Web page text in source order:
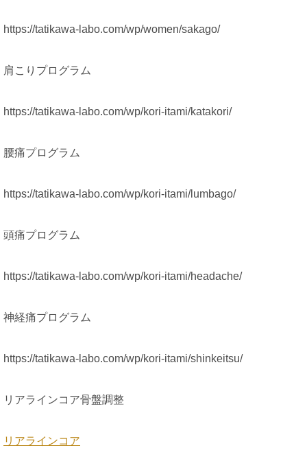
https://tatikawa-labo.com/wp/women/sakago/
肩こりプログラム
https://tatikawa-labo.com/wp/kori-itami/katakori/
腰痛プログラム
https://tatikawa-labo.com/wp/kori-itami/lumbago/
頭痛プログラム
https://tatikawa-labo.com/wp/kori-itami/headache/
神経痛プログラム
https://tatikawa-labo.com/wp/kori-itami/shinkeitsu/
リアラインコア骨盤調整
リアラインコア